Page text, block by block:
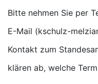
Bitte nehmen Sie per
E-Mail (
Kontakt zum
klären ab, welche